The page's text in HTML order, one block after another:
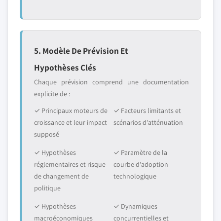
5. Modèle De Prévision Et
Hypothèses Clés
Chaque prévision comprend une documentation
explicite de :
✓ Principaux moteurs de
croissance et leur impact
supposé
✓ Facteurs limitants et
scénarios d'atténuation
✓ Hypothèses
réglementaires et risque
de changement de
politique
✓ Paramètre de la
courbe d'adoption
technologique
✓ Hypothèses
macroéconomiques
✓ Dynamiques
concurrentielles et